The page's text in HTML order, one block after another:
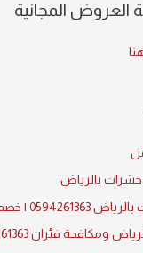
المجانية
بالرياض
| خصم 250 ريال
فئران 0594261363